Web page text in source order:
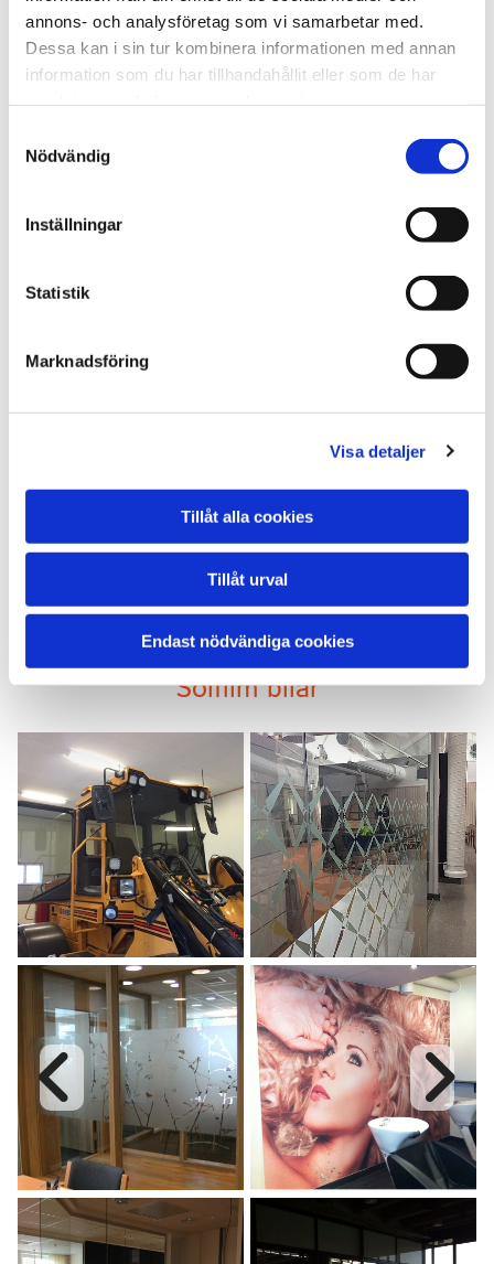
annons- och analysföretag som vi samarbetar med.
Dessa kan i sin tur kombinera informationen med annan
information som du har tillhandahållit eller som de har
Nödvändig
Inställningar
Statistik
Marknadsföring
Visa detaljer
Tillåt alla cookies
Tillåt urval
Endast nödvändiga cookies
Solfilm bilar